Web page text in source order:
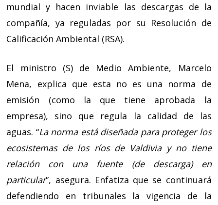
mundial y hacen inviable las descargas de la
compañía, ya reguladas por su Resolución de
Calificación Ambiental (RSA).
El ministro (S) de Medio Ambiente, Marcelo
Mena, explica que esta no es una norma de
emisión (como la que tiene aprobada la
empresa), sino que regula la calidad de las
aguas. “La norma está diseñada para proteger los
ecosistemas de los ríos de Valdivia y no tiene
relación con una fuente (de descarga) en
particular”, asegura. Enfatiza que se continuará
defendiendo en tribunales la vigencia de la